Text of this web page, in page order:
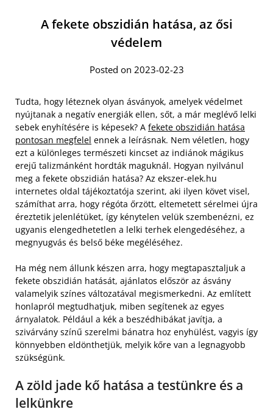
A fekete obszidián hatása, az ősi
védelem
Posted on 2023-02-23
Tudta, hogy léteznek olyan ásványok, amelyek védelmet
nyújtanak a negatív energiák ellen, sőt, a már meglévő lelki
sebek enyhítésére is képesek? A fekete obszidián hatása
pontosan megfelel ennek a leírásnak. Nem véletlen, hogy
ezt a különleges természeti kincset az indiánok mágikus
erejű talizmánként hordták maguknál. Hogyan nyilvánul
meg a fekete obszidián hatása? Az ekszer-elek.hu
internetes oldal tájékoztatója szerint, aki ilyen követ visel,
számíthat arra, hogy régóta őrzött, eltemetett sérelmei újra
éreztetik jelenlétüket, így kénytelen velük szembenézni, ez
ugyanis elengedhetetlen a lelki terhek elengedéséhez, a
megnyugvás és belső béke megéléséhez.
Ha még nem állunk készen arra, hogy megtapasztaljuk a
fekete obszidián hatását, ajánlatos először az ásvány
valamelyik színes változatával megismerkedni. Az említett
honlapról megtudhatjuk, miben segítenek az egyes
árnyalatok. Például a kék a beszédhibákat javítja, a
szivárvány színű szerelmi bánatra hoz enyhülést, vagyis így
könnyebben eldönthetjük, melyik kőre van a legnagyobb
szükségünk.
A zöld jade kő hatása a testünkre és a
lelkünkre